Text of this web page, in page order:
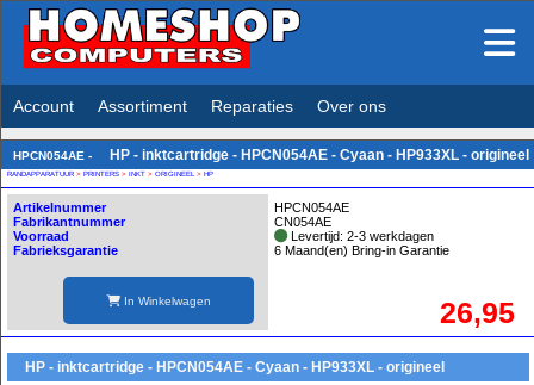
Account Assortiment Reparaties Over ons
HPCN054AE - HP - inktcartridge - HPCN054AE - Cyaan - HP933XL - origineel
RANDAPPARATUUR > PRINTERS > INKT > ORIGINEEL > HP
Artikelnummer
Fabrikantnummer
Voorraad
Fabrieksgarantie
In Winkelwagen
HPCN054AE
CN054AE
Levertijd: 2-3 werkdagen
6 Maand(en) Bring-in Garantie
26,95
HP - inktcartridge - HPCN054AE - Cyaan - HP933XL - origineel